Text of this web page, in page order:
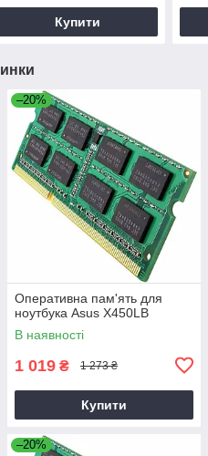
Купити
–20%
Оперативна пам'ять для
ноутбука Asus X450LB
В наявності
1 019 ₴ 1 273 ₴
Купити
–20%